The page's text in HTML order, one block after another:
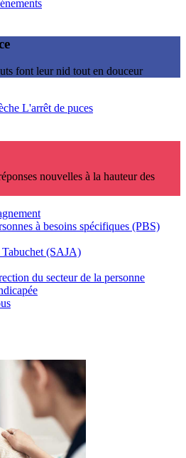
font leur nid tout en douceur
L'arrêt de puces
nouvelles à la hauteur des
à besoins spécifiques (PBS)
(SAJA)
du secteur de la personne